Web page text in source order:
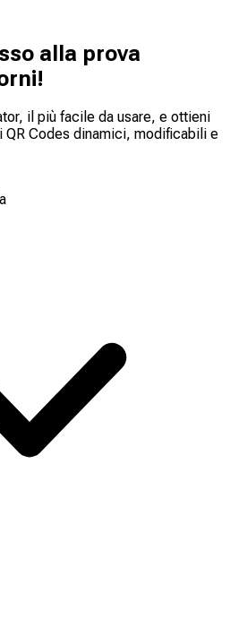
alla prova
il più facile da usare, e ottieni
Codes dinamici, modificabili e